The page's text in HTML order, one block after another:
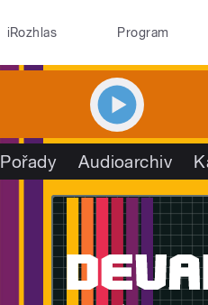
iRozhlas Program
Pořady Audioarchiv